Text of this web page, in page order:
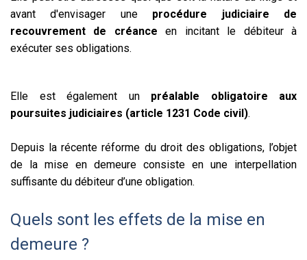
avant d'envisager une procédure judiciaire de
recouvrement de créance en incitant le débiteur à
exécuter ses obligations.
Elle est également un préalable obligatoire aux
poursuites judiciaires (article 1231 Code civil).
Depuis la récente réforme du droit des obligations, l’objet
de la mise en demeure consiste en une interpellation
suffisante du débiteur d’une obligation.
Quels sont les effets de la mise en
demeure ?